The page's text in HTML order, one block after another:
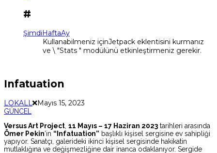
#
ŞimdiHaftaAy
Kullanabilmeniz içinJetpack eklentisini kurmanız
ve \ "Stats " modülünü etkinleştirmeniz gerekir.
Infatuation
LOKALL Mayıs 15, 2023
GÜNCEL
Versus Art Project 11 Mayıs – 17 Haziran 2023 tarihleri arasında
Ömer Pekin’in “Infatuation” başlıklı kişisel sergisine ev sahipliği
yapıyor. Sanatçı, galerideki ikinci kişisel sergisinde hakikatin
mutlaklığına ve değişmezliğine dair inanca odaklanıyor. Sergide